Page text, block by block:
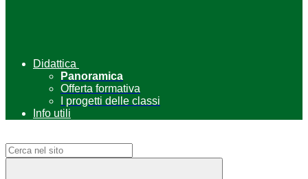
Didattica
Panoramica
Offerta formativa
I progetti delle classi
Info utili